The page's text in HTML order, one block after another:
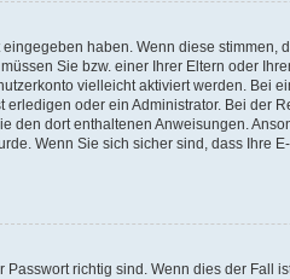
haben. Wenn diese stimmen,
Sie bzw. einer Ihrer Eltern oder
vielleicht aktiviert werden. Bei
oder ein Administrator. Bei der
den dort enthaltenen Anweisungen.
Wenn Sie sich sicher sind, dass Ihre
richtig sind. Wenn dies der Fall